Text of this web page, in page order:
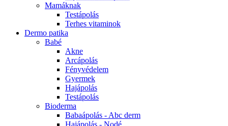
Mamáknak
Testápolás
Terhes vitaminok
Dermo patika
Babé
Akne
Arcápolás
Fényvédelem
Gyermek
Hajápolás
Testápolás
Bioderma
Babaápolás - Abc derm
Hajápolás - Nodé